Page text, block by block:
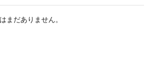
まだありません。